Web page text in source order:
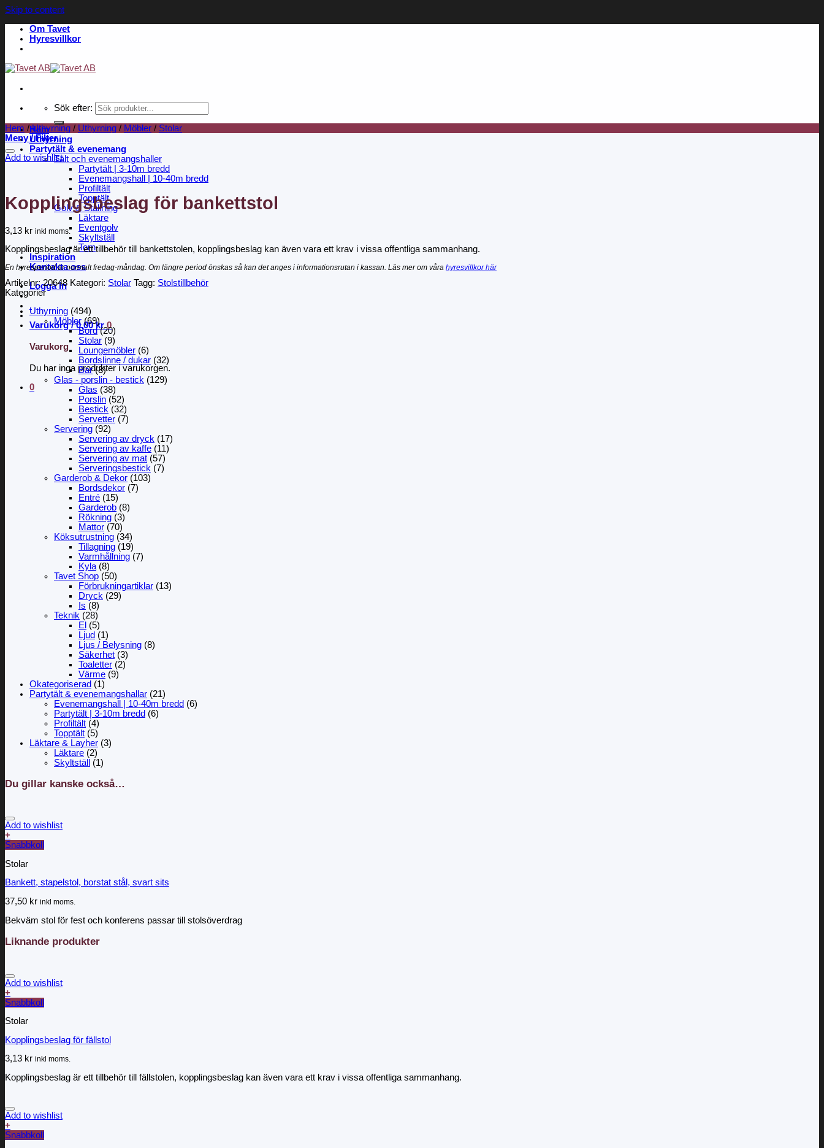
Skip to content
Om Tavet
Hyresvillkor
Sök efter:
Hem
Uthyrning
Partytält & evenemang
Tält och evenemangshaller
Partytält | 3-10m bredd
Evenemangshall | 10-40m bredd
Profiltält
Topptält
Golv & Ställning
Läktare
Eventgolv
Skyltställ
Torn
Inspiration
Kontakta oss
Logga in
Varukorg /0,00kr 0
Varukorg
Du har inga produkter i varukorgen.
0
Hem / Uthyrning / Uthyrning / Möbler / Stolar
Meny / Filter
Add to wishlist
Kopplingsbeslag för bankettstol
3,13 kr inkl moms.
Kopplingsbeslag är ett tillbehör till bankettstolen, kopplingsbeslag kan även vara ett krav i vissa offentliga sammanhang.
En hyresperiod är normalt fredag-måndag. Om längre period önskas så kan det anges i informationsrutan i kassan. Läs mer om våra hyresvillkor här
Artikelnr:20648 Kategori: Stolar Tagg: Stolstillbehör
Kategorier
Uthyrning (494)
Möbler (69)
Bord (20)
Stolar (9)
Loungemöbler (6)
Bordslinne / dukar (32)
Bar (3)
Glas - porslin - bestick (129)
Glas (38)
Porslin (52)
Bestick (32)
Servetter (7)
Servering (92)
Servering av dryck (17)
Servering av kaffe (11)
Servering av mat (57)
Serveringsbestick (7)
Garderob & Dekor (103)
Bordsdekor (7)
Entré (15)
Garderob (8)
Rökning (3)
Mattor (70)
Köksutrustning (34)
Tillagning (19)
Varmhållning (7)
Kyla (8)
Tavet Shop (50)
Förbrukningartiklar (13)
Dryck (29)
Is (8)
Teknik (28)
El (5)
Ljud (1)
Ljus / Belysning (8)
Säkerhet (3)
Toaletter (2)
Värme (9)
Okategoriserad (1)
Partytält & evenemangshallar (21)
Evenemangshall | 10-40m bredd (6)
Partytält | 3-10m bredd (6)
Profiltält (4)
Topptält (5)
Läktare & Layher (3)
Läktare (2)
Skyltställ
(1)
Du gillar kanske också…
Add to wishlist
+
Snabbkoll
Stolar
Bankett, stapelstol, borstat stål, svart sits
37,50 kr inkl moms.
Bekväm stol för fest och konferens passar till stolsöverdrag
Liknande produkter
Add to wishlist
+
Snabbkoll
Stolar
Kopplingsbeslag för fällstol
3,13 kr inkl moms.
Kopplingsbeslag är ett tillbehör till fällstolen, kopplingsbeslag kan även vara ett krav i vissa offentliga sammanhang.
Add to wishlist
+
Snabbkoll